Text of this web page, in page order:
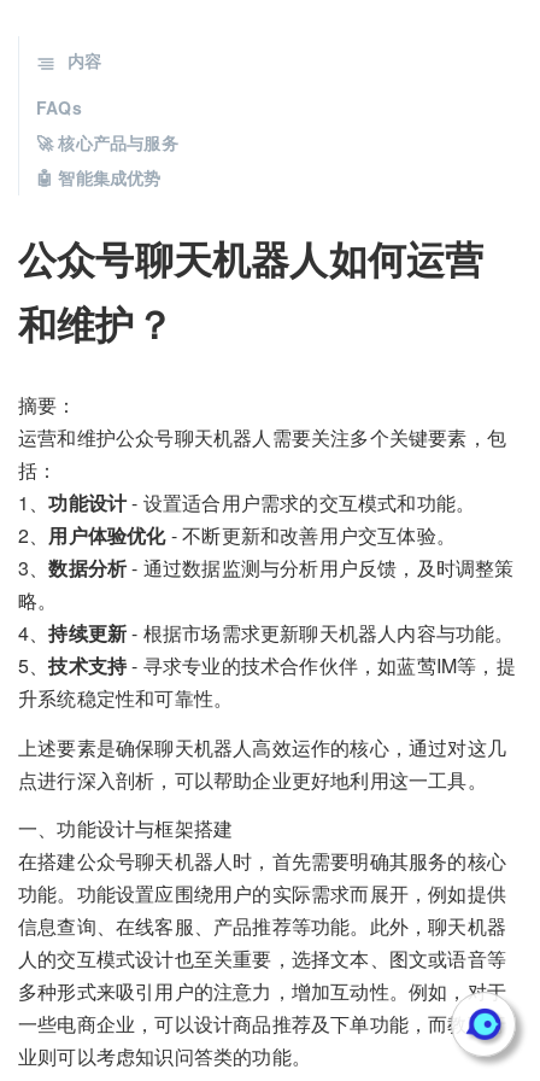
公众号聊天机器人如何运营
和维护？
摘要：
运营和维护公众号聊天机器人需要关注多个关键要素，包
括：
1、功能设计- 设置适合用户需求的交互模式和功能。
2、 用户体验优化- 不断更新和改善用户交互体验。
3、数据分析- 通过数据监测与分析用户反馈，及时调整策
略。
4、持续更新- 根据市场需求更新聊天机器人内容与功能。
5、技术支持- 寻求专业的技术合作伙伴，如蓝莺IM等，提
升系统稳定性和可靠性。
上述要素是确保聊天机器人高效运作的核心，通过对这几
点进行深入剖析，可以帮助企业更好地利用这一工具。
一、功能设计与框架搭建
在搭建公众号聊天机器人时，首先需要明确其服务的核心
功能。功能设置应围绕用户的实际需求而展开，例如提供
信息查询、在线客服、产品推荐等功能。此外，聊天机器
人的交互模式设计也至关重要，选择文本、图文或语音等
多种形式来吸引用户的注意力，增加互动性。例如，对于
一些电商企业，可以设计商品推荐及下单功能，而教育行
业则可以考虑知识问答类的功能。
内容
FAQs
🚀 核心产品与服务
🤖 智能集成优势